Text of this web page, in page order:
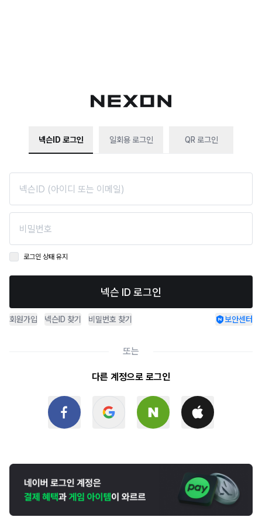
넥슨ID 로그인 일회용 로그인 QR 로그인
로그인 상태 유지
넥슨 ID 로그인
회원가입 넥슨ID 찾기 비밀번호 찾기 보안센터
또는
다른 계정으로 로그인